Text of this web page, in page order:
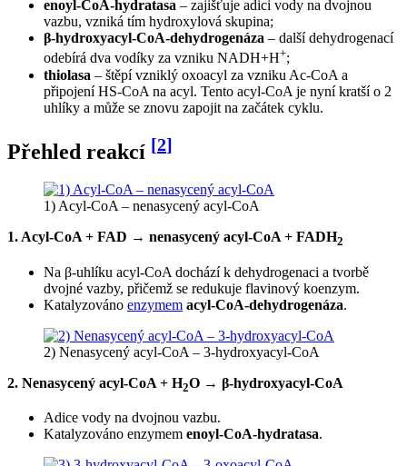
enoyl-CoA-hydratasa – zajišťuje adici vody na dvojnou
vazbu, vzniká tím hydroxylová skupina;
β-hydroxyacyl-CoA-dehydrogenáza – další dehydrogenací
odebírá dva vodíky za vzniku NADH+H+;
thiolasa – štěpí vzniklý oxoacyl za vzniku Ac-CoA a
připojení HS-CoA na acyl. Tento acyl-CoA je nyní kratší o 2
uhlíky a může se znovu zapojit na začátek cyklu.
Přehled reakcí [2]
1) Acyl-CoA – nenasycený acyl-CoA
1. Acyl-CoA + FAD → nenasycený acyl-CoA + FADH2
Na β-uhlíku acyl-CoA dochází k dehydrogenaci a tvorbě
dvojné vazby, přičemž se redukuje flavinový koenzym.
Katalyzováno enzymem acyl-CoA-dehydrogenáza.
2) Nenasycený acyl-CoA – 3-hydroxyacyl-CoA
2. Nenasycený acyl-CoA + H2O → β-hydroxyacyl-CoA
Adice vody na dvojnou vazbu.
Katalyzováno enzymem enoyl-CoA-hydratasa.